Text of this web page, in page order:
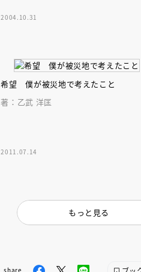
2004.10.31
希望 僕が被災地で考えたこと
著：乙武 洋匡
2011.07.14
もっと見る
share